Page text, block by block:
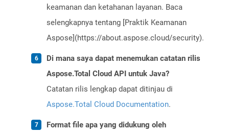
keamanan dan ketahanan layanan. Baca
selengkapnya tentang [Praktik Keamanan
Aspose](https://about.aspose.cloud/security).
Di mana saya dapat menemukan catatan rilis
Aspose.Total Cloud API untuk Java?
Catatan rilis lengkap dapat ditinjau di
Aspose.Total Cloud Documentation.
Format file apa yang didukung oleh